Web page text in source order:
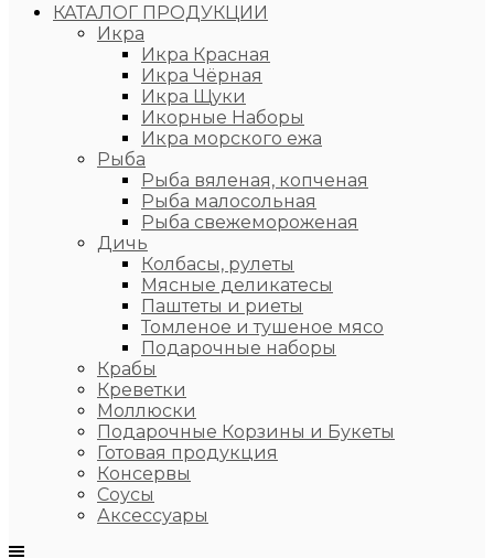
КАТАЛОГ ПРОДУКЦИИ
Икра
Икра Красная
Икра Чёрная
Икра Щуки
Икорные Наборы
Икра морского ежа
Рыба
Рыба вяленая, копченая
Рыба малосольная
Рыба свежемороженая
Дичь
Колбасы, рулеты
Мясные деликатесы
Паштеты и риеты
Томленое и тушеное мясо
Подарочные наборы
Крабы
Креветки
Моллюски
Подарочные Корзины и Букеты
Готовая продукция
Консервы
Соусы
Аксессуары